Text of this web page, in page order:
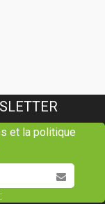
et la politique